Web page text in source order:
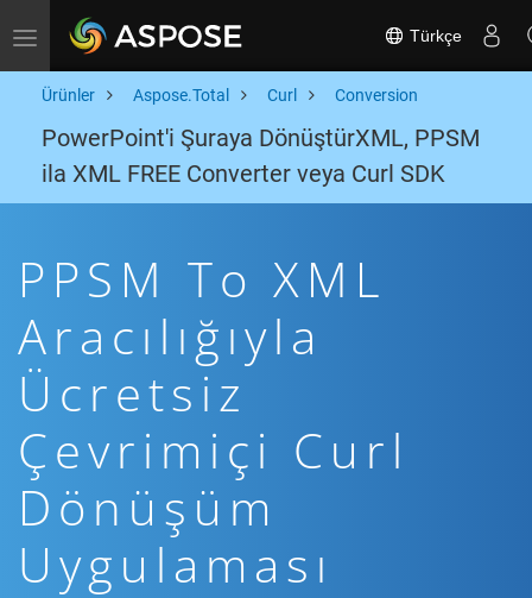
Toggle navigation Türkçe
Ürünler Aspose.Total Curl Conversion
PowerPoint'i Şuraya DönüştürXML, PPSM
ila XML FREE Converter veya Curl SDK
PPSM To XML
Aracılığıyla
Ücretsiz
Çevrimiçi Curl
Dönüşüm
Uygulaması